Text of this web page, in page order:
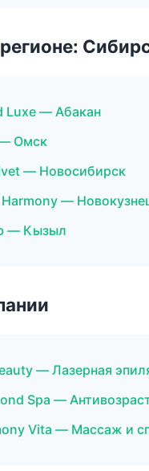
Luxe — Абакан
Омск
— Новосибирск
—
— Кызыл
— Лазерная
Spa —
Vita — Массаж и